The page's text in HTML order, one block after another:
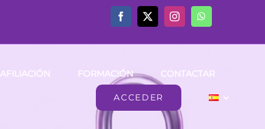
AFILIACIÓN FORMACIÓN CONTACTAR
ACCEDER